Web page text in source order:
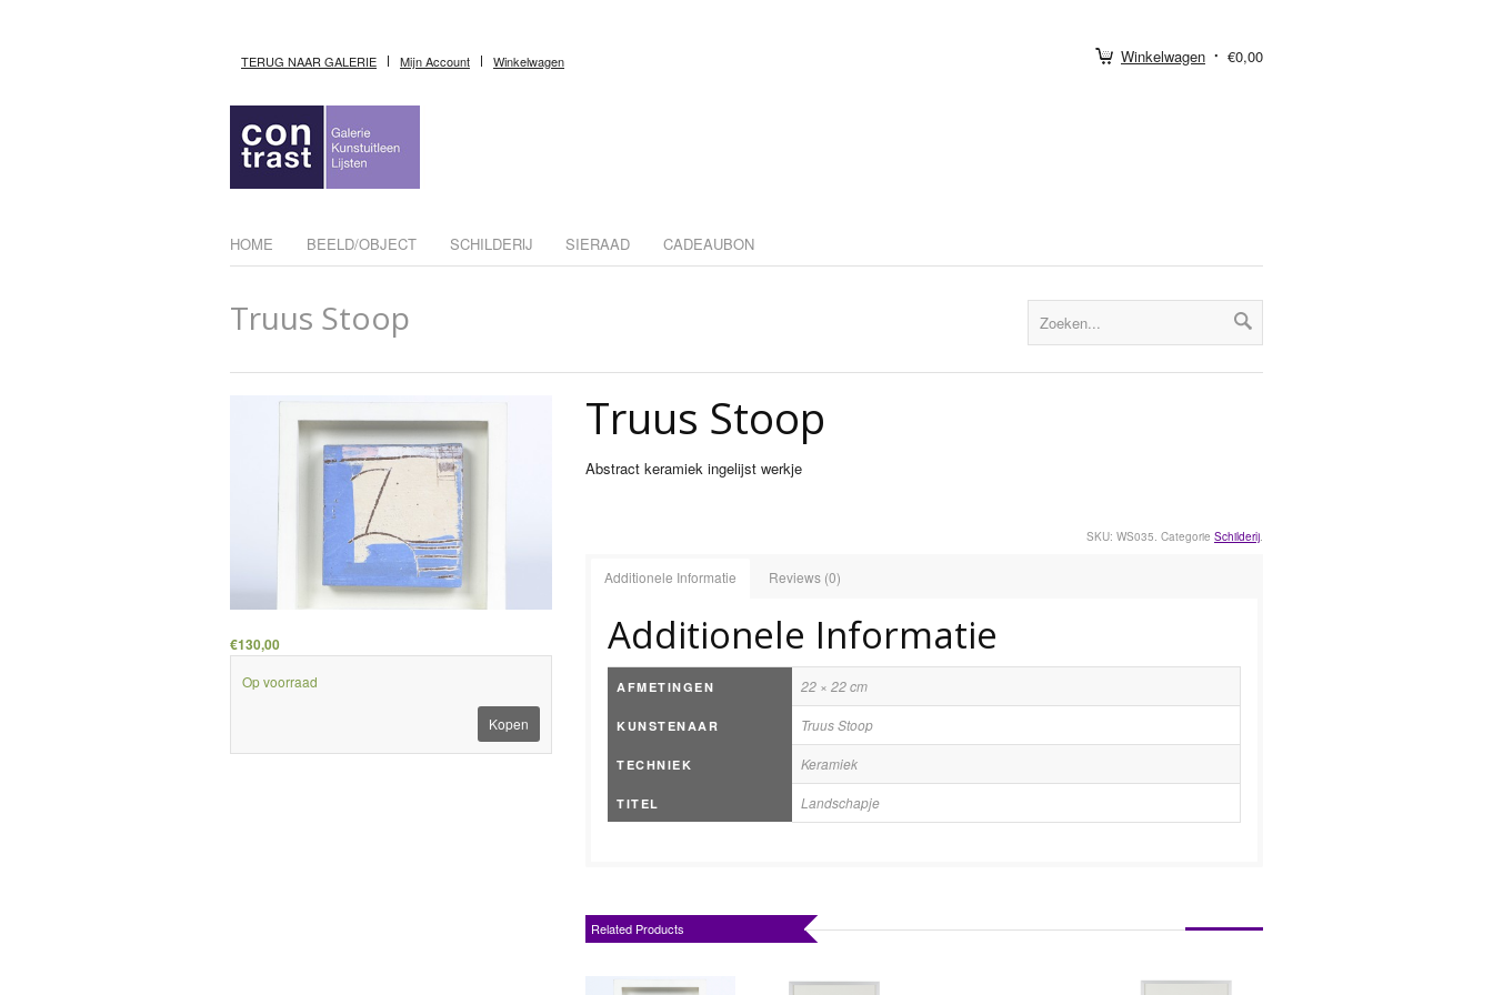
Winkelwagen €0,00
TERUG NAAR GALERIE Mijn Account Winkelwagen
HOME BEELD/OBJECT SCHILDERIJ SIERAAD CADEAUBON
Truus Stoop
€130,00
Op voorraad
Kopen
Truus Stoop
Abstract keramiek ingelijst werkje
SKU: WS035. Categorie Schilderij.
Additionele Informatie Reviews (0)
Additionele Informatie
AFMETINGEN 22 × 22 cm
KUNSTENAAR Truus Stoop
TECHNIEK Keramiek
TITEL Landschapje
Related Products